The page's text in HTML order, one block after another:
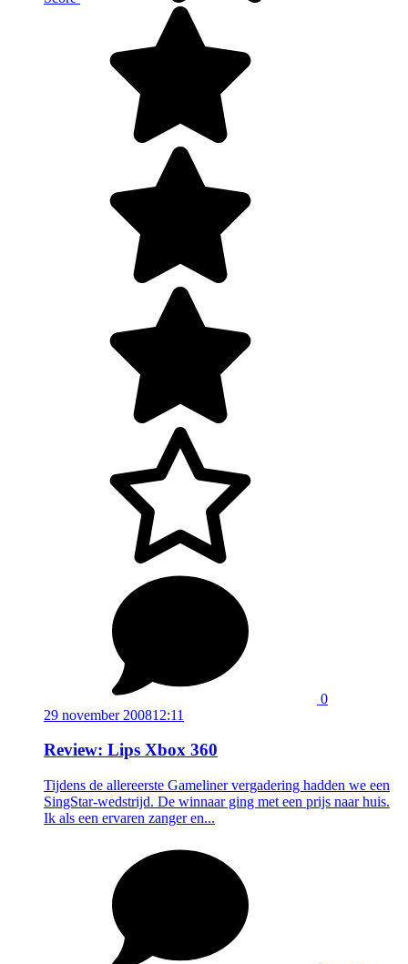
0
29 november 200812:11
Review: Lips Xbox 360
Tijdens de allereerste Gameliner vergadering hadden we een
SingStar-wedstrijd. De winnaar ging met een prijs naar huis.
Ik als een ervaren zanger en...